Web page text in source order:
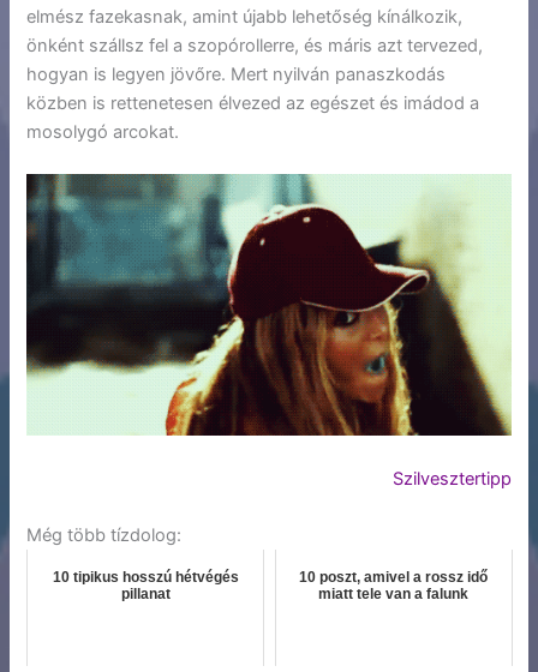
elmész fazekasnak, amint újabb lehetőség kínálkozik,
önként szállsz fel a szopórollerre, és máris azt tervezed,
hogyan is legyen jövőre. Mert nyilván panaszkodás
közben is rettenetesen élvezed az egészet és imádod a
mosolygó arcokat.
Szilvesztertipp
Még több tízdolog:
10 tipikus hosszú hétvégés
pillanat
10 poszt, amivel a rossz idő
miatt tele van a falunk